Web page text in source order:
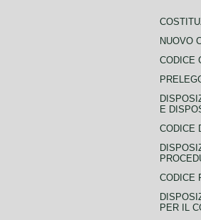
NUOVO
CODICE
E
CODICE
CODICE
PER IL